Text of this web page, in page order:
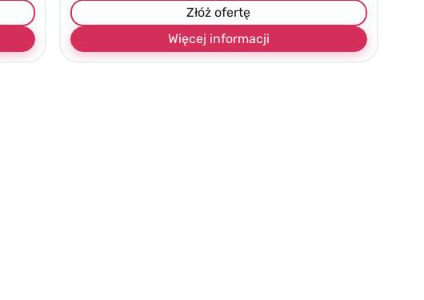
Złóż ofertę
Więcej informacji